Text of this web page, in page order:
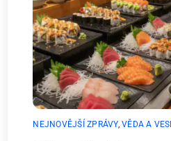
NEJNOVĚJŠÍ ZPRÁVY,VĚDA A